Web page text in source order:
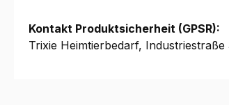
Kontakt Produktsicherheit (GPSR):
Trixie Heimtierbedarf,